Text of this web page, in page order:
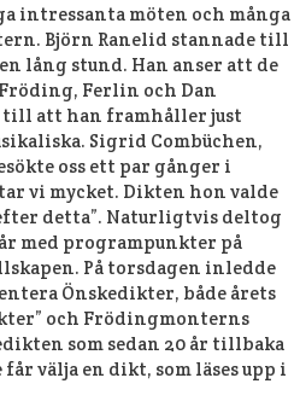
intressanta möten och många
Björn Ranelid stannade till
lång stund. Han anser att de
Ferlin och Dan
att han framhåller just
Sigrid Combüchen,
oss ett par gånger i
vi mycket. Dikten hon valde
detta”. Naturligtvis deltog
med programpunkter på
På torsdagen inledde
Önskedikter, både årets
och Frödingmonterns
som sedan 20 år tillbaka
välja en dikt, som läses upp i